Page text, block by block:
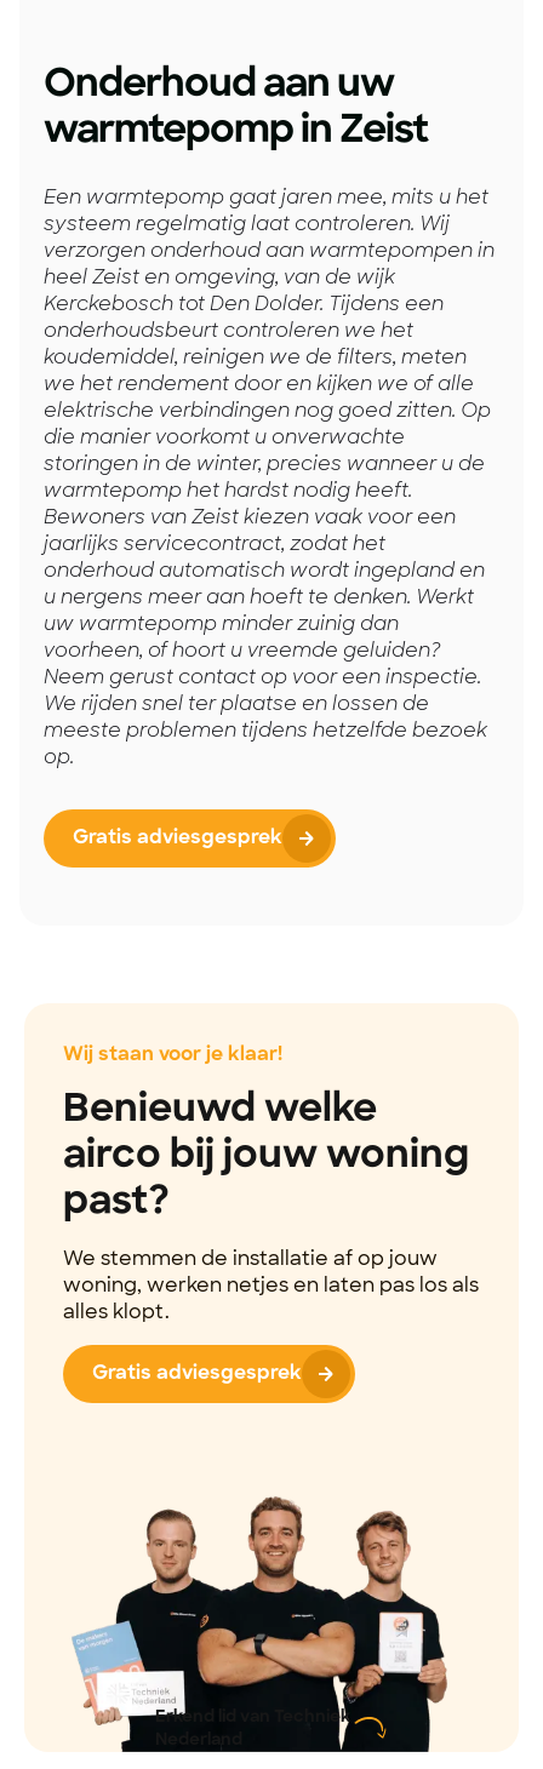
Onderhoud aan uw
warmtepomp in Zeist
Een warmtepomp gaat jaren mee, mits u het
systeem regelmatig laat controleren. Wij
verzorgen onderhoud aan warmtepompen in
heel Zeist en omgeving, van de wijk
Kerckebosch tot Den Dolder. Tijdens een
onderhoudsbeurt controleren we het
koudemiddel, reinigen we de filters, meten
we het rendement door en kijken we of alle
elektrische verbindingen nog goed zitten. Op
die manier voorkomt u onverwachte
storingen in de winter, precies wanneer u de
warmtepomp het hardst nodig heeft.
Bewoners van Zeist kiezen vaak voor een
jaarlijks servicecontract, zodat het
onderhoud automatisch wordt ingepland en
u nergens meer aan hoeft te denken. Werkt
uw warmtepomp minder zuinig dan
voorheen, of hoort u vreemde geluiden?
Neem gerust contact op voor een inspectie.
We rijden snel ter plaatse en lossen de
meeste problemen tijdens hetzelfde bezoek
op.
Gratis adviesgesprek
Wij staan voor je klaar!
Benieuwd welke
airco bij jouw woning
past?
We stemmen de installatie af op jouw
woning, werken netjes en laten pas los als
alles klopt.
Gratis adviesgesprek
Erkend lid van Techniek